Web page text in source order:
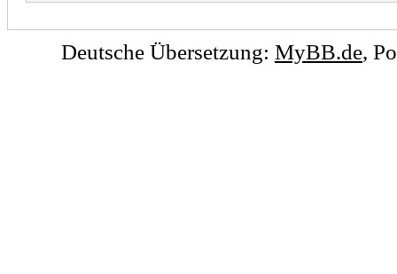
Deutsche Übersetzung: MyBB.de,